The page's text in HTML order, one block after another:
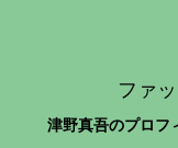
ファ
津野真吾のプロフ